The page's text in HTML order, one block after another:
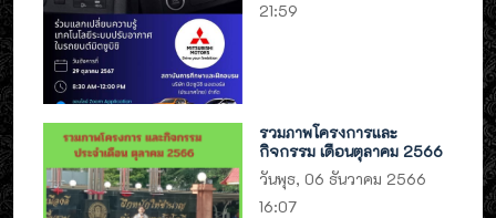
21:59
รวมภาพโครงการและ
กิจกรรม เดือนตุลาคม 2566
วันพุธ, 06 ธันวาคม 2566
16:07